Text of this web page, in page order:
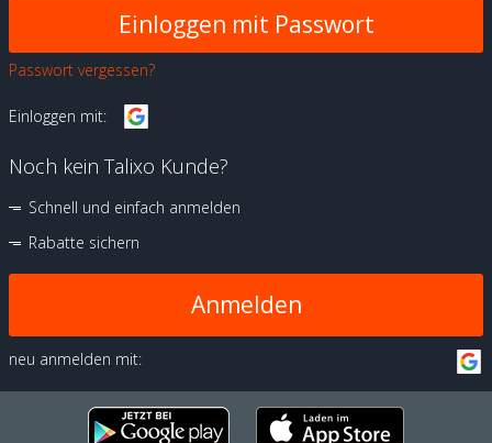
Passwort vergessen?
Einloggen mit:
Noch kein Talixo Kunde?
Schnell und einfach anmelden
Rabatte sichern
Anmelden
neu anmelden mit: